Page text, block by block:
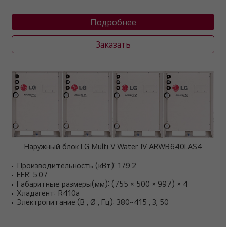
Подробнее
Заказать
Наружный блок LG Multi V Water IV ARWB640LAS4
Производительность (кВт): 179.2
EER: 5.07
Габаритные размеры(мм): (755 × 500 × 997) × 4
Хладагент: R410a
Электропитание (В , Ø , Гц): 380~415 , 3, 50